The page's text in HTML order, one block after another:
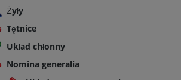
Żyły
Tętnice
Układ chłonny
Nomina generalia
BYDŁO
Bydło - Ogólna anatomia
ZA DARMO